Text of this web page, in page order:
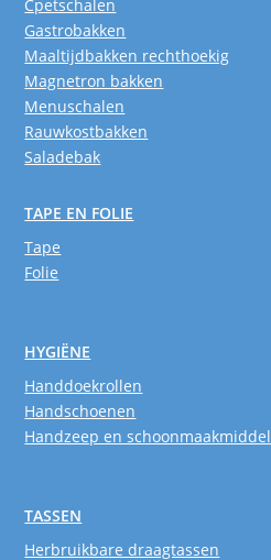
Cpetschalen
Gastrobakken
Maaltijdbakken rechthoekig
Magnetron bakken
Menuschalen
Rauwkostbakken
Saladebak
TAPE EN FOLIE
Tape
Folie
HYGIËNE
Handdoekrollen
Handschoenen
Handzeep en schoonmaakmiddel
TASSEN
Herbruikbare draagtassen